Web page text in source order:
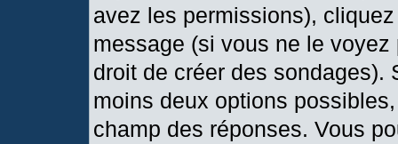
avez les permissions),
message (si vous ne le
droit de créer des sondages).
moins deux options
champ des réponses. Vous